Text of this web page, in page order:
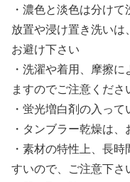
・濃色と淡色は分け
放置や浸け置き洗いは、
お避け下さい
・洗濯や着用、摩擦
ますのでご注意くださ
・蛍光増白剤の入っ
・タンブラー乾燥は
・素材の特性上、長
すいので、ご注意下さ